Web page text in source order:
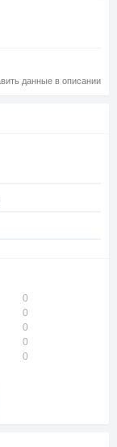
данные в описании
0
0
0
0
0